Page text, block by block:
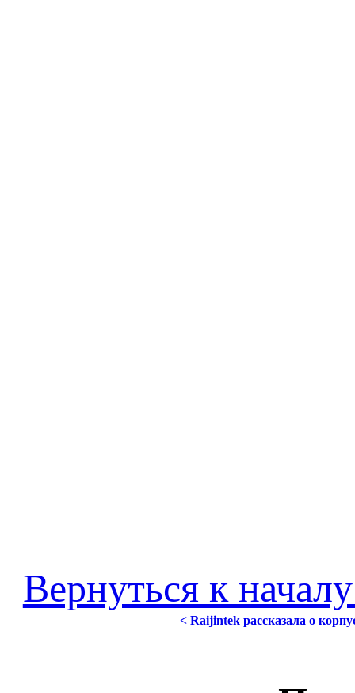
Вернуться к
< Raijintek рассказала о